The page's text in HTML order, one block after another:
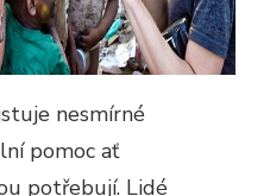
nesmírné
pomoc ať
potřebují. Lidé